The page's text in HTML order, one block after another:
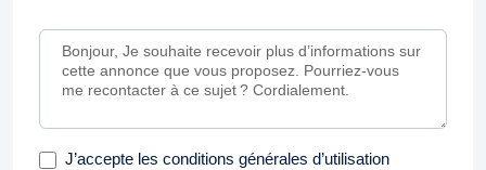
J’accepte les conditions générales d’utilisation